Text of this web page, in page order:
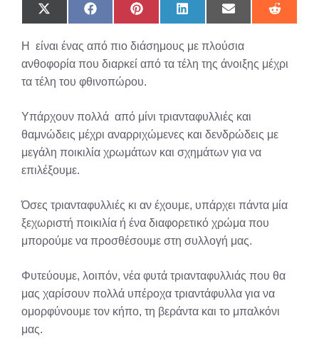
Share
on
(Twitter)
Share
on
Share
on
Share
on
Share
on
Share
on
Η είναι ένας από πιο διάσημους με πλούσια
ανθοφορία που διαρκεί από τα τέλη της άνοιξης μέχρι
τα τέλη του φθινοπώρου.
Υπάρχουν πολλά από μίνι τριανταφυλλιές και
θαμνώδεις μέχρι αναρριχώμενες και δενδρώδεις με
μεγάλη ποικιλία χρωμάτων και σχημάτων για να
επιλέξουμε.
Όσες τριανταφυλλιές κι αν έχουμε, υπάρχει πάντα μία
ξεχωριστή ποικιλία ή ένα διαφορετικό χρώμα που
μπορούμε να προσθέσουμε στη συλλογή μας.
Φυτεύουμε, λοιπόν, νέα φυτά τριανταφυλλιάς που θα
μας χαρίσουν πολλά υπέροχα τριαντάφυλλα για να
ομορφύνουμε τον κήπο, τη βεράντα και το μπαλκόνι
μας.